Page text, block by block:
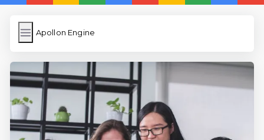
Apollon Engine
Apollon Engine
Resim Yükle
Wordpress Cache
Anasayfa